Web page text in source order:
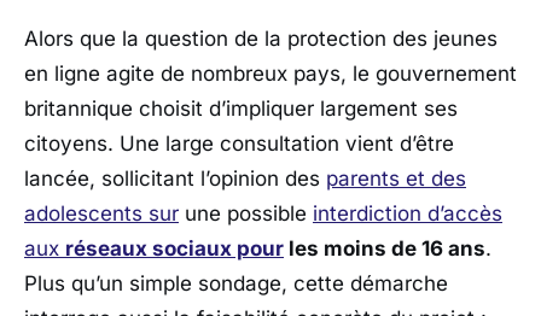
Alors que la question de la protection des jeunes
en ligne agite de nombreux pays, le gouvernement
britannique choisit d’impliquer largement ses
citoyens. Une large consultation vient d’être
lancée, sollicitant l’opinion des parents et des
adolescents sur une possible interdiction d’accès
aux réseaux sociaux pour les moins de 16 ans.
Plus qu’un simple sondage, cette démarche